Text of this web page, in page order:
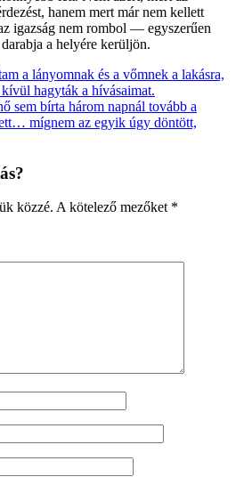
hanem mert már nem kellett
igazság nem rombol — egyszerűen
a helyére kerüljön.
a lányomnak és a vőmnek a lakásra,
hagyták a hívásaimat.
sem bírta három napnál tovább a
mígnem az egyik úgy döntött,
közzé. A kötelező mezőket *